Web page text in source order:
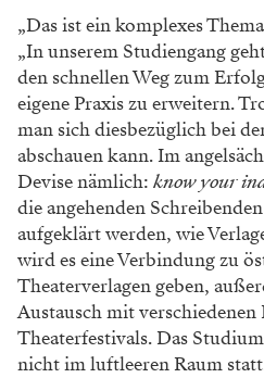
„Das ist ein komplexes
„In unserem Studiengang
den schnellen Weg zum
eigene Praxis zu erweitern.
man sich diesbezüglich bei
abschauen kann. Im
Devise nämlich: know your
die angehenden
aufgeklärt werden, wie
wird es eine Verbindung zu
Theaterverlagen geben,
Austausch mit
Theaterfestivals. Das
nicht im luftleeren Raum